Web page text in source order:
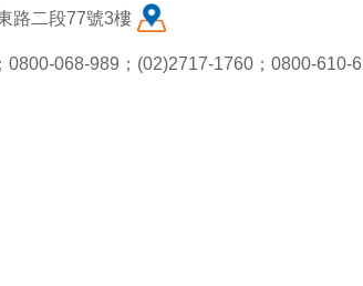
路二段77號3樓
0800-068-989；(02)2717-1760；0800-610-